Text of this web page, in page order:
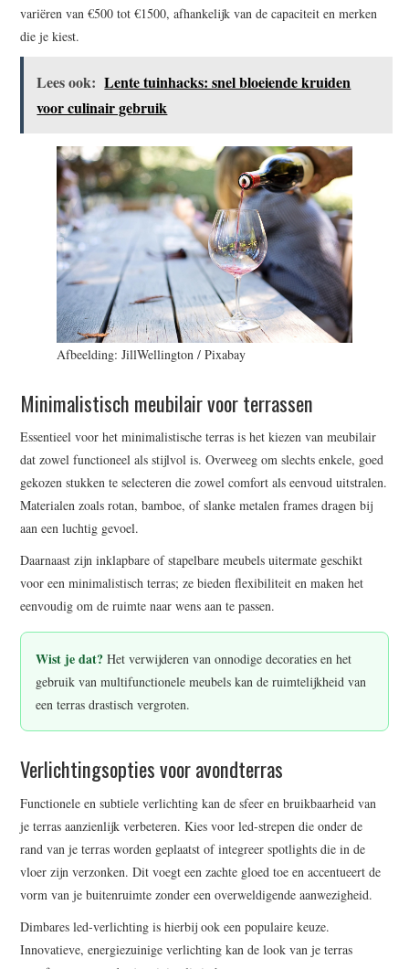
variëren van €500 tot €1500, afhankelijk van de capaciteit en merken
die je kiest.
Lees ook: Lente tuinhacks: snel bloeiende kruiden
voor culinair gebruik
Afbeelding: JillWellington / Pixabay
Minimalistisch meubilair voor terrassen
Essentieel voor het minimalistische terras is het kiezen van meubilair
dat zowel functioneel als stijlvol is. Overweeg om slechts enkele, goed
gekozen stukken te selecteren die zowel comfort als eenvoud uitstralen.
Materialen zoals rotan, bamboe, of slanke metalen frames dragen bij
aan een luchtig gevoel.
Daarnaast zijn inklapbare of stapelbare meubels uitermate geschikt
voor een minimalistisch terras; ze bieden flexibiliteit en maken het
eenvoudig om de ruimte naar wens aan te passen.
Wist je dat? Het verwijderen van onnodige decoraties en het
gebruik van multifunctionele meubels kan de ruimtelijkheid van
een terras drastisch vergroten.
Verlichtingsopties voor avondterras
Functionele en subtiele verlichting kan de sfeer en bruikbaarheid van
je terras aanzienlijk verbeteren. Kies voor led-strepen die onder de
rand van je terras worden geplaatst of integreer spotlights die in de
vloer zijn verzonken. Dit voegt een zachte gloed toe en accentueert de
vorm van je buitenruimte zonder een overweldigende aanwezigheid.
Dimbares led-verlichting is hierbij ook een populaire keuze.
Innovatieve, energiezuinige verlichting kan de look van je terras